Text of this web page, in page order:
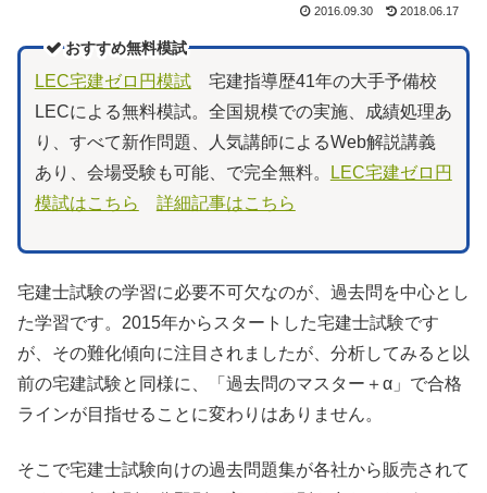
2016.09.30 2018.06.17
おすすめ無料模試
LEC宅建ゼロ円模試宅建指導歴41年の大手予備校
LECによる無料模試。全国規模での実施、成績処理あ
り、すべて新作問題、人気講師によるWeb解説講義
あり、会場受験も可能、で完全無料。
LEC宅建ゼロ円
模試はこちら
詳細記事はこちら
宅建士試験の学習に必要不可欠なのが、過去問を中心とし
た学習です。2015年からスタートした宅建士試験です
が、その難化傾向に注目されましたが、分析してみると以
前の宅建試験と同様に、「過去問のマスター＋α」で合格
ラインが目指せることに変わりはありません。
そこで宅建士試験向けの過去問題集が各社から販売されて